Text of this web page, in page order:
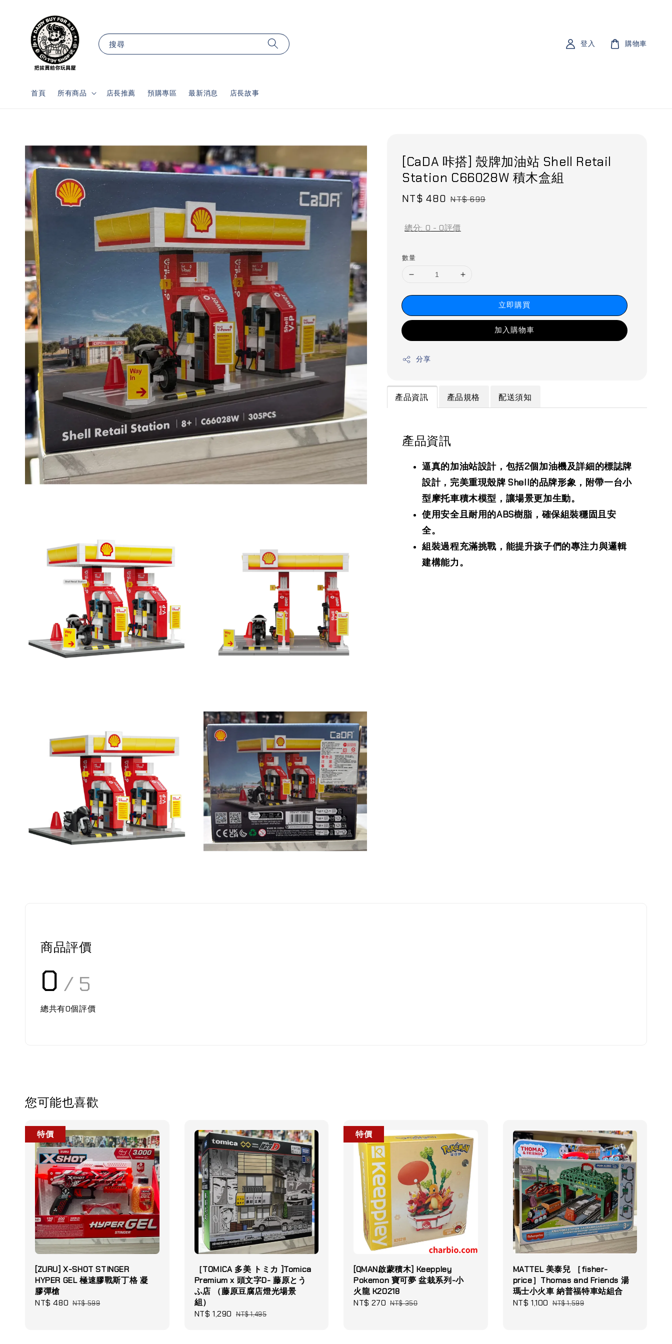
搜尋
首頁 所有商品 店長推薦 預購專區 最新消息 店長故事
登入 購物車
[CaDA 咔搭] 殼牌加油站 Shell Retail
Station C66028W 積木盒組
Sale
NT$ 480 Regular
NT$ 699
總分: 0 - 0評價
數量
立即購買
加入購物車
分享
產品資訊 產品規格 配送須知
產品資訊
逼真的加油站設計，包括2個加油機及詳細的標誌牌
設計，完美重現殼牌 Shell的品牌形象，附帶一台小
型摩托車積木模型，讓場景更加生動。
使用安全且耐用的ABS樹脂，確保組裝穩固且安
全。
組裝過程充滿挑戰，能提升孩子們的專注力與邏輯
建構能力。
商品評價
0 / 5
總共有0個評價
您可能也喜歡
特價
[ZURU] X-SHOT STINGER
HYPER GEL 極速膠戰斯丁格 凝
膠彈槍
Sale
NT$ 480 Regular
NT$ 599
［TOMICA 多美 トミカ ]Tomica
Premium x 頭文字D- 藤原とう
ふ店 （藤原豆腐店燈光場景
組）
Sale
NT$ 1,290 Regular
NT$ 1,495
特價
[QMAN啟蒙積木] Keeppley
Pokemon 寶可夢 盆栽系列-小
火龍 K20218
Sale
NT$ 270 Regular
NT$ 350
MATTEL 美泰兒 ［fisher-
price］Thomas and Friends 湯
瑪士小火車 納普福特車站組合
Sale
NT$ 1,100 Regular
NT$ 1,599